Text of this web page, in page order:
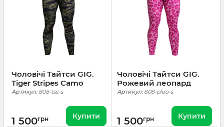
Чоловічі Тайтси GIG.
Tiger Stripes Camo
Артикул:808-tsc-s
1 500грн Купити
Чоловічі Тайтси GIG.
Рожевий леопард
Артикул:808-pleo-s
1 500грн Купити